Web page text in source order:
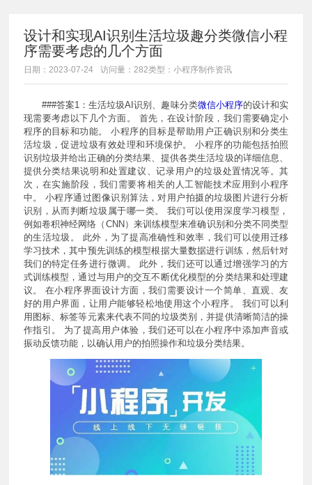
设计和实现AI识别生活垃圾趣分类微信小程
序需要考虑的几个方面
日期：2023-07-24 访问量：282类型：小程序制作资讯
###答案1：生活垃圾AI识别、趣味分类微信小程序的设计和实
现需要考虑以下几个方面。 首先，在设计阶段，我们需要确定小
程序的目标和功能。 小程序的目标是帮助用户正确识别和分类生
活垃圾，促进垃圾有效处理和环境保护。 小程序的功能包括拍照
识别垃圾并给出正确的分类结果、提供各类生活垃圾的详细信息、
提供分类结果说明和处置建议、记录用户的垃圾处置情况等。其
次，在实施阶段，我们需要将相关的人工智能技术应用到小程序
中。 小程序通过图像识别算法，对用户拍摄的垃圾图片进行分析
识别，从而判断垃圾属于哪一类。 我们可以使用深度学习模型，
例如卷积神经网络（CNN）来训练模型来准确识别和分类不同类型
的生活垃圾。 此外，为了提高准确性和效率，我们可以使用迁移
学习技术，其中预先训练的模型根据大量数据进行训练，然后针对
我们的特定任务进行微调。 此外，我们还可以通过增强学习的方
式训练模型，通过与用户的交互不断优化模型的分类结果和处理建
议。 在小程序界面设计方面，我们需要设计一个简单、直观、友
好的用户界面，让用户能够轻松地使用这个小程序。 我们可以利
用图标、标签等元素来代表不同的垃圾类别，并提供清晰简洁的操
作指引。 为了提高用户体验，我们还可以在小程序中添加声音或
振动反馈功能，以确认用户的拍照操作和垃圾分类结果。